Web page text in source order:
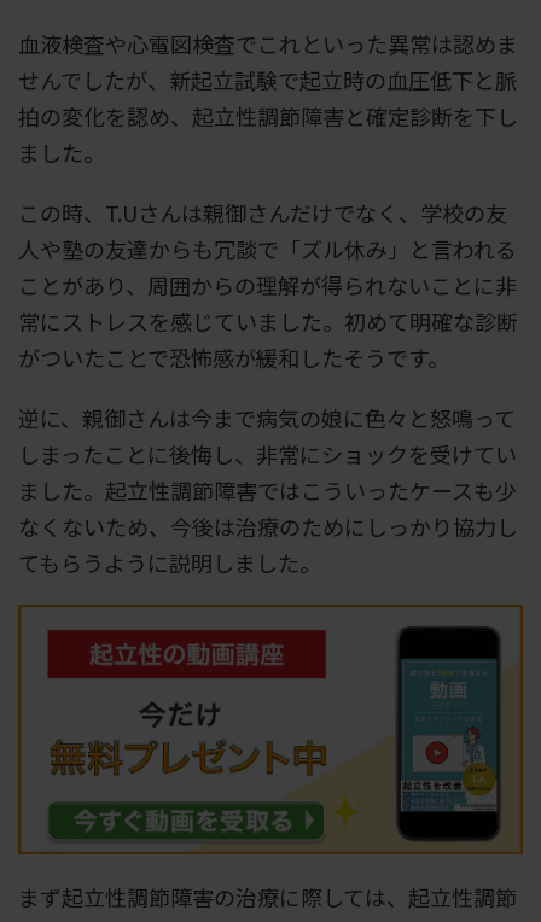
血液検査や心電図検査でこれといった異常は認めま
せんでしたが、新起立試験で起立時の血圧低下と脈
拍の変化を認め、起立性調節障害と確定診断を下し
ました。
この時、T.Uさんは親御さんだけでなく、学校の友
人や塾の友達からも冗談で「ズル休み」と言われる
ことがあり、周囲からの理解が得られないことに非
常にストレスを感じていました。初めて明確な診断
がついたことで恐怖感が緩和したそうです。
逆に、親御さんは今まで病気の娘に色々と怒鳴って
しまったことに後悔し、非常にショックを受けてい
ました。起立性調節障害ではこういったケースも少
なくないため、今後は治療のためにしっかり協力し
てもらうように説明しました。
まず起立性調節障害の治療に際しては、起立性調節